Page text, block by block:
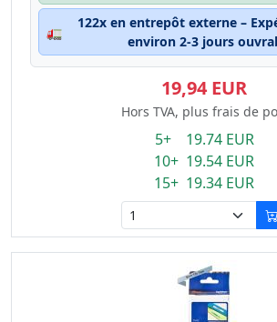
🚛
122x en entrepôt externe –
environ 2-3 jours
19,94 EUR
Hors TVA, plus frais de
5+ 19.74 EUR
10+ 19.54 EUR
15+ 19.34 EUR